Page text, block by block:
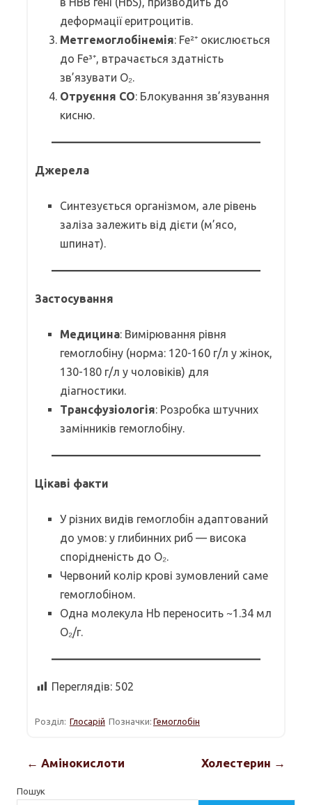
деформації еритроцитів.
Метгемоглобінемія: Fe²⁺ окислюється
до Fe³⁺, втрачається здатність
зв’язувати O₂.
Отруєння CO: Блокування зв’язування
кисню.
Джерела
Синтезується організмом, але рівень
заліза залежить від дієти (м’ясо,
шпинат).
Застосування
Медицина: Вимірювання рівня
гемоглобіну (норма: 120-160 г/л у жінок,
130-180 г/л у чоловіків) для
діагностики.
Трансфузіологія: Розробка штучних
замінників гемоглобіну.
Цікаві факти
У різних видів гемоглобін адаптований
до умов: у глибинних риб — висока
спорідненість до O₂.
Червоний колір крові зумовлений саме
гемоглобіном.
Одна молекула Hb переносить ~1.34 мл
O₂/г.
Переглядів: 502
Розділ: Глосарій Позначки: Гемоглобін
← Амінокислоти Холестерин →
Пошук